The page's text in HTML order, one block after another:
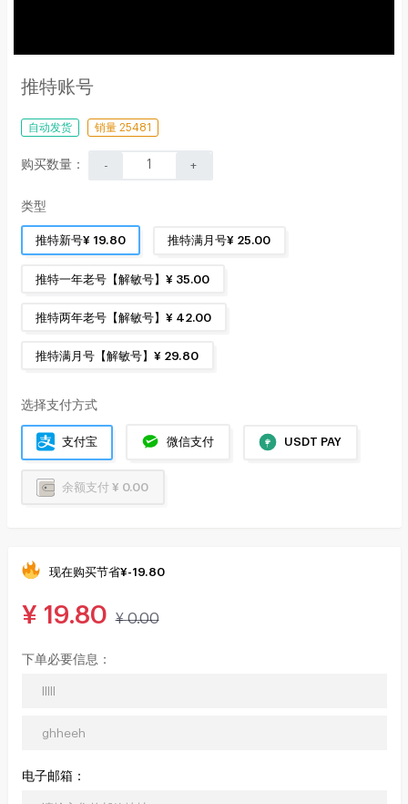
推特账号
自动发货 销量 25481
购买数量： - +
类型
推特新号¥ 19.80 推特满月号¥ 25.00
推特一年老号【解敏号】¥ 35.00
推特两年老号【解敏号】¥ 42.00
推特满月号【解敏号】¥ 29.80
选择支付方式
支付宝 微信支付 USDT PAY
余额支付 ¥ 0.00
现在购买节省¥-19.80
¥ 19.80 ¥0.00
下单必要信息：
电子邮箱：